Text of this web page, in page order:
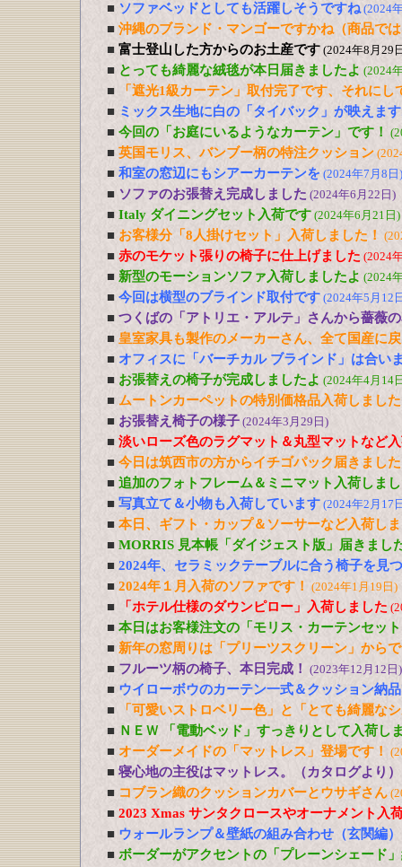
■ ソファベッドとしても活躍しそうですね(2024
■ 沖縄のブランド・マンゴーですかね（商品で
■ 富士登山した方からのお土産です (2024年8月29
■ とっても綺麗な絨毯が本日届きましたよ (2024
■
「遮光1級カーテン」取付完了です、それに
■ ミックス生地に白の「タイバック」が映えま
■ 今回の「お庭にいるようなカーテン」です！
■ 英国モリス、バンブー柄の特注クッション
■ 和室の窓辺にもシアーカーテンを (2024年7月8日)
■ ソファのお張替え完成しました (2024年6月22日)
■ Italy ダイニングセット入荷です (2024年6月21日)
■ お客様分「8人掛けセット」入荷しました！
■ 赤のモケット張りの椅子に仕上げました (2024
■ 新型のモーションソファ入荷しましたよ (2024
■ 今回は横型のブラインド取付です (2024年5月12
■ つくばの「アトリエ・アルテ」さんから薔薇
■ 皇室家具も製作のメーカーさん、全て国産に
■ オフィスに「バーチカル ブラインド」は合い
■ お張替えの椅子が完成しましたよ (2024年4月14
■ ムートンカーペットの特別価格品入荷しました
■ お張替え椅子の様子 (2024年3月29日)
■ 淡いローズ色のラグマット＆丸型マットなど
■ 今日は筑西市の方からイチゴパック届きました
■ 追加のフォトフレーム＆ミニマット入荷しま
■ 写真立て＆小物も入荷しています (2024年2月17
■ 本日、ギフト・カップ＆ソーサーなど入荷し
■ MORRIS 見本帳「ダイジェスト版」届きまし
■ 2024年、セラミックテーブルに合う椅子を見
■ 2024年１月入荷のソファです！ (2024年1月19日)
■ 「ホテル仕様のダウンピロー」入荷しました
■ 本日はお客様注文の「モリス・カーテンセッ
■ 新年の窓周りは「プリーツスクリーン」から
■ フルーツ柄の椅子、本日完成！ (2023年12月12日)
■ ウイローボウのカーテン一式＆クッション納
■
「可愛いストロベリー色」と「とても綺麗な
■ ＮＥＷ 「電動ベッド」すっきりとして入荷し
■ オーダーメイドの「マットレス」登場です！
■ 寝心地の主役はマットレス。（カタログより）
■ コブラン織のクッションカバーとウサギさん
■ 2023 Xmas サンタクロースやオーナメント入
■ ウォールランプ＆壁紙の組み合わせ（玄関編）
■ ボーダーがアクセントの「プレーンシェード